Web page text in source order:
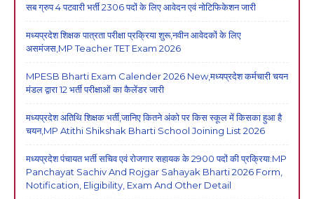
सब ग्रुप 4 पटवारी भर्ती 2306 पदों के लिए आवेदन एवं नोटिफिकेशन जारी
मध्यप्रदेश शिक्षक पात्रता परीक्षा प्रक्रिया शुरू,नवीन आवेदकों के लिए
असमंजस,MP Teacher TET Exam 2026
MPESB Bharti Exam Calender 2026 New,मध्यप्रदेश कर्मचारी चयन
मंडल द्वारा 12 भर्ती परीक्षाओं का कैलेंडर जारी
मध्यप्रदेश अतिथि शिक्षक भर्ती,जानिए कितने अंको पर किस स्कूल में किसका हुआ है
चयन,MP Atithi Shikshak Bharti School Joining List 2026
मध्यप्रदेश पंचायत भर्ती सचिव एवं रोजगार सहायक के 2900 पदों की प्रक्रिया:MP
Panchayat Sachiv And Rojgar Sahayak Bharti 2026 Form,
Notification, Eligibility, Exam And Other Detail